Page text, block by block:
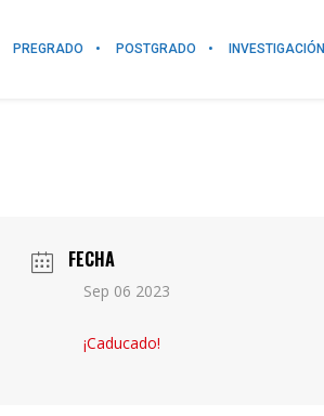
PREGRADO POSTGRADO INVESTIGACIÓN
FECHA
Sep 06 2023
¡Caducado!